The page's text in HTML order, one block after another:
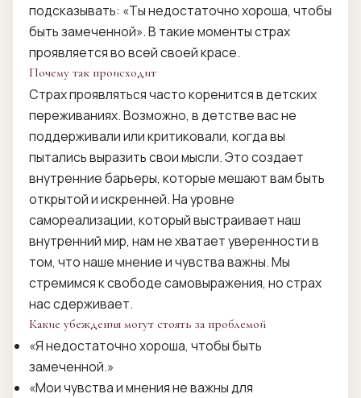
подсказывать: «Ты недостаточно хороша, чтобы
быть замеченной». В такие моменты страх
проявляется во всей своей красе.
Почему так происходит
Страх проявляться часто коренится в детских
переживаниях. Возможно, в детстве вас не
поддерживали или критиковали, когда вы
пытались выразить свои мысли. Это создает
внутренние барьеры, которые мешают вам быть
открытой и искренней. На уровне
самореализации, который выстраивает наш
внутренний мир, нам не хватает уверенности в
том, что наше мнение и чувства важны. Мы
стремимся к свободе самовыражения, но страх
нас сдерживает.
Какие убеждения могут стоять за проблемой
«Я недостаточно хороша, чтобы быть
замеченной.»
«Мои чувства и мнения не важны для